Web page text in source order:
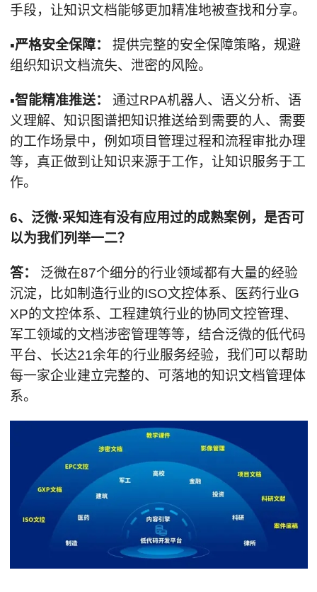
手段，让知识文档能够更加精准地被查找和分享。
▪严格安全保障：
提供完整的安全保障策略，规避
组织知识文档流失、泄密的风险。
▪智能精准推送：
通过RPA机器人、语义分析、语
义理解、知识图谱把知识推送给到需要的人、需要
的工作场景中，例如项目管理过程和流程审批办理
等，真正做到让知识来源于工作，让知识服务于工
作。
6、泛微·采知连有没有应用过的成熟案例，是否可
以为我们列举一二？
答：
泛微在87个细分的行业领域都有大量的经验
沉淀，比如制造行业的ISO文控体系、医药行业G
XP的文控体系、工程建筑行业的协同文控管理、
军工领域的文档涉密管理等等，结合泛微的低代码
平台、长达21余年的行业服务经验，我们可以帮助
每一家企业建立完整的、可落地的知识文档管理体
系。